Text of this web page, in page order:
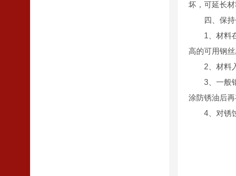
坏，可延长材
四、保
1、材料
高的可用钢
2、材料
3、一般
涂防锈油后再
4、对锈